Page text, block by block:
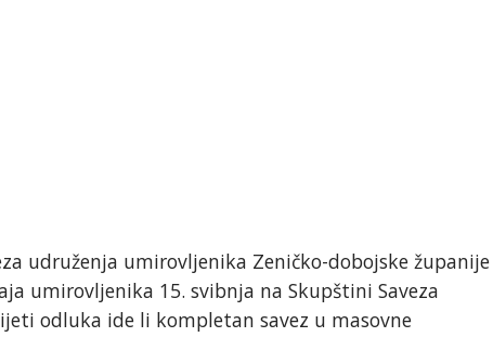
udruženja umirovljenika Zeničko-dobojske županije
umirovljenika 15. svibnja na Skupštini Saveza
odluka ide li kompletan savez u masovne